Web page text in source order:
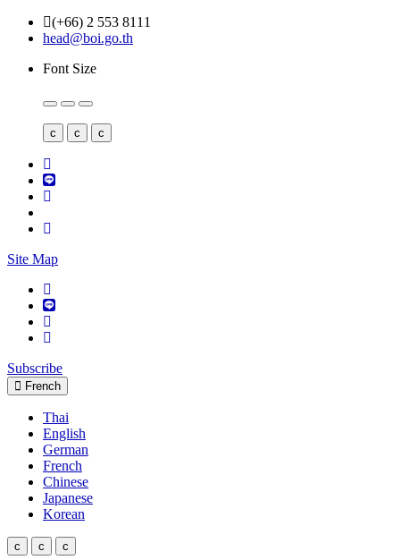
(+66) 2 553 8111
head@boi.go.th
Font Size
c c c
Site Map
Subscribe
French
Thai
English
German
French
Chinese
Japanese
Korean
c c c